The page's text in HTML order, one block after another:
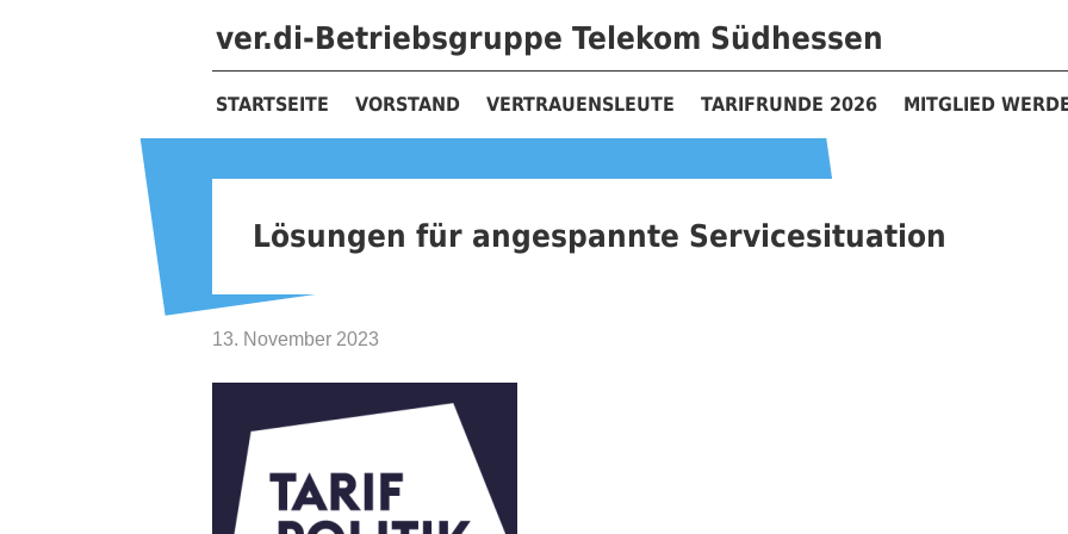
ver.di-Betriebsgruppe Telekom Südhessen
STARTSEITE VORSTAND VERTRAUENSLEUTE TARIFRUNDE 2026 MITGLIED
Lösungen für angespannte Servicesituation
13. November 2023